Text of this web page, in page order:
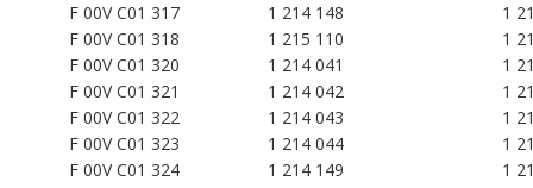
F 00V C01 317
1 214 148
1
F 00V C01 318
1 215 110
1
F 00V C01 320
1 214 041
1
F 00V C01 321
1 214 042
1
F 00V C01 322
1 214 043
1
F 00V C01 323
1 214 044
1
F 00V C01 324
1 214 149
1